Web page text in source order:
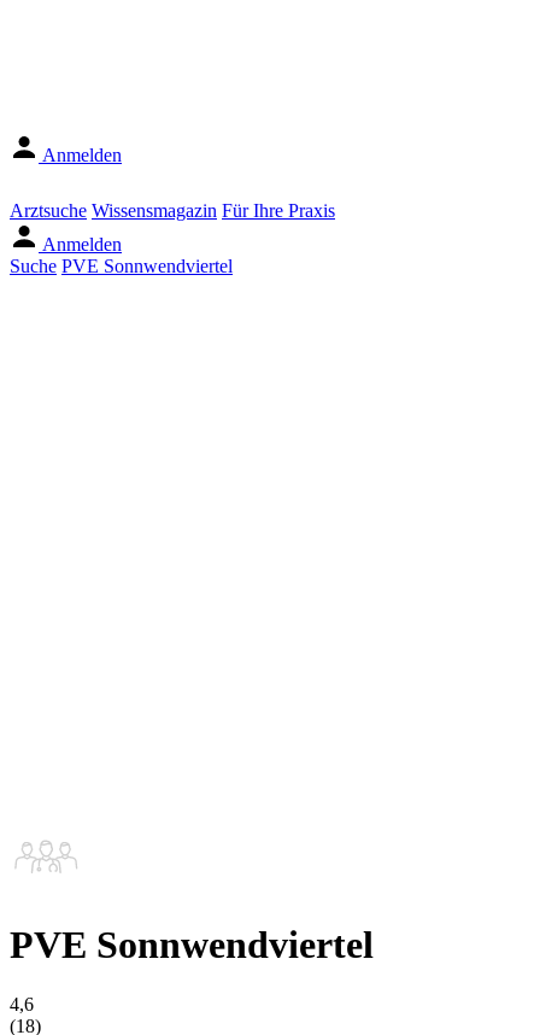
Anmelden
Arztsuche Wissensmagazin Für Ihre Praxis
Anmelden
Suche PVE Sonnwendviertel
PVE Sonnwendviertel
4,6
(18)